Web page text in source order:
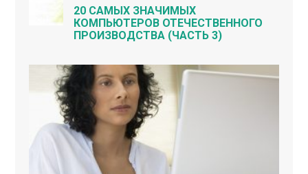
20 САМЫХ ЗНАЧИМЫХ
КОМПЬЮТЕРОВ ОТЕЧЕСТВЕННОГО
ПРОИЗВОДСТВА (ЧАСТЬ 3)